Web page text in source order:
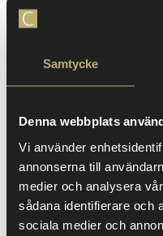
Samtycke
Denna webbplats
Vi använder
annonserna till
medier och analysera
sådana identifierare och
sociala medier och